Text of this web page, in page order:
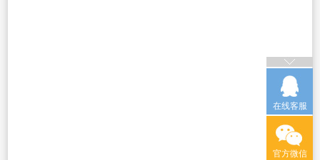
在线客服
官方微信